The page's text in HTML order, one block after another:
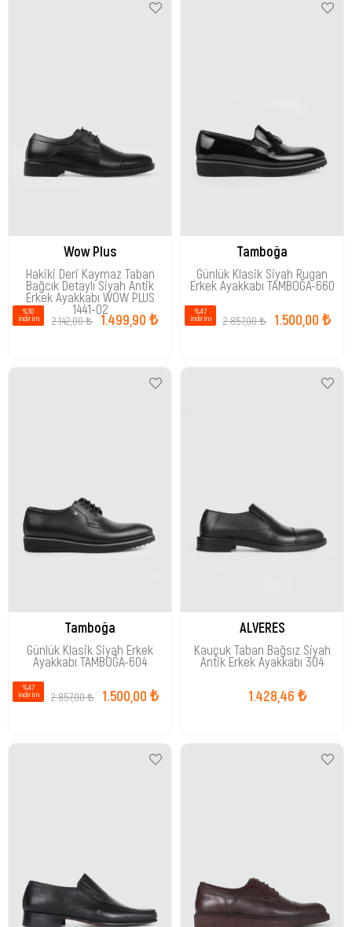
Wow Plus
Hakiki Deri Kaymaz Taban
Bağcık Detaylı Siyah Antik
Erkek Ayakkabı WOW PLUS
1441-02
1.499,90 ₺
2.142,00 ₺
%30
i̇ndirim
Tamboğa
Günlük Klasik Siyah Rugan
Erkek Ayakkabı TAMBOĞA-660
1.500,00 ₺
2.857,00 ₺
%47
i̇ndirim
Tamboğa
Günlük Klasik Siyah Erkek
Ayakkabı TAMBOĞA-604
1.500,00 ₺
2.857,00 ₺
%47
i̇ndirim
ALVERES
Kauçuk Taban Bağsız Siyah
Antik Erkek Ayakkabı 304
1.428,46 ₺